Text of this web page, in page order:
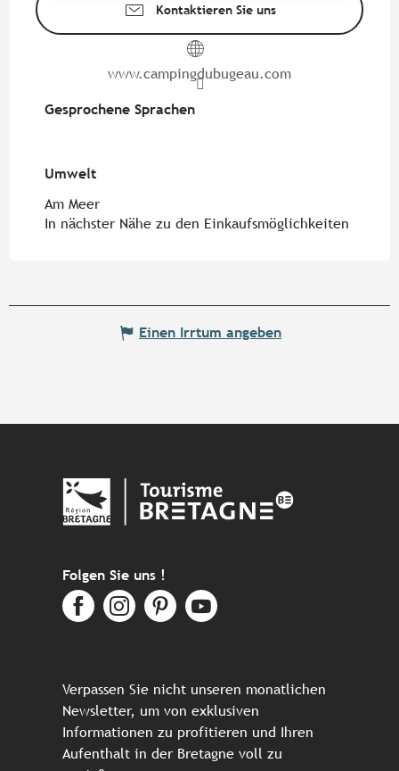
Kontaktieren Sie uns
www.campingdubugeau.com
Gesprochene Sprachen
Gesprochene Sprachen
Umwelt
Umwelt
Am Meer
In nächster Nähe zu den Einkaufsmöglichkeiten
Einen Irrtum angeben
Folgen Sie uns !
Verpassen Sie nicht unseren monatlichen
Newsletter, um von exklusiven
Informationen zu profitieren und Ihren
Aufenthalt in der Bretagne voll zu